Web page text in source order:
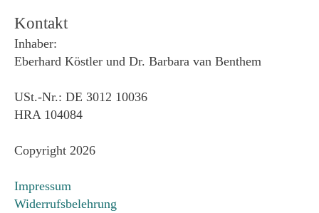
Kontakt
Inhaber:
Eberhard Köstler und Dr. Barbara van Benthem
USt.-Nr.: DE 3012 10036
HRA 104084
Copyright 2026
Impressum
Widerrufsbelehrung